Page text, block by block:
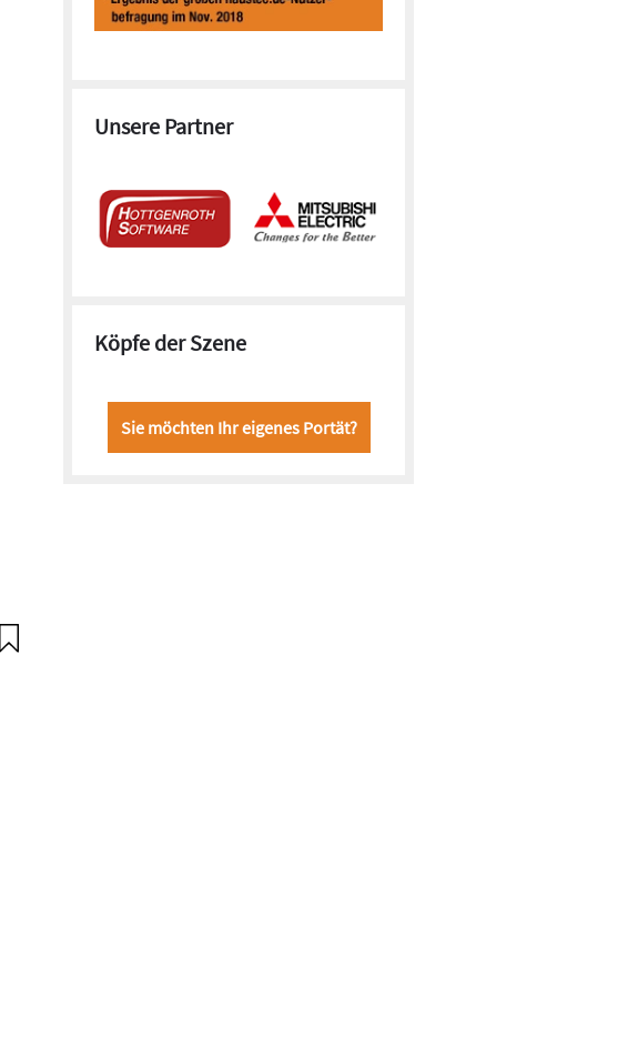
Unsere Partner
Köpfe der Szene
Sie möchten Ihr eigenes Portät?